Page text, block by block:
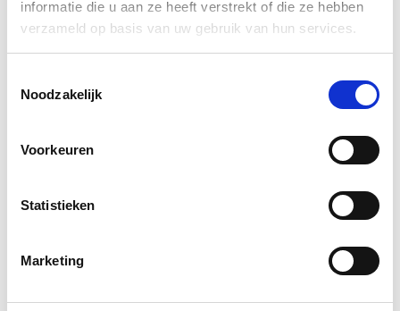
informatie die u aan ze heeft verstrekt of die ze hebben
verzameld op basis van uw gebruik van hun services.
Noodzakelijk
Voorkeuren
Statistieken
Marketing
€5,95
cm)